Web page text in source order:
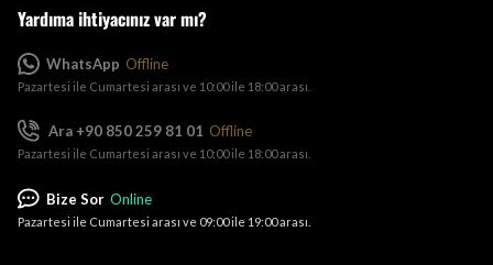
Yardıma ihtiyacınız var mı?
WhatsApp Offline
Pazartesi ile Cumartesi arası ve 10:00 ile 18:00 arası.
Ara +90 850 259 81 01 Offline
Pazartesi ile Cumartesi arası ve 10:00 ile 18:00 arası.
Bize Sor Online
Pazartesi ile Cumartesi arası ve 09:00 ile 19:00 arası.